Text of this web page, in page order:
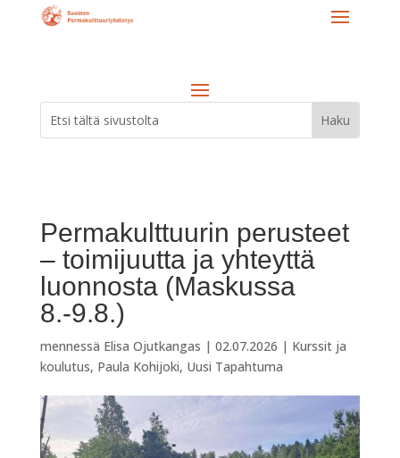
Permakulttuurin perusteet
– toimijuutta ja yhteyttä
luonnosta (Maskussa
8.-9.8.)
mennessä Elisa Ojutkangas | 02.07.2026 | Kurssit ja
koulutus, Paula Kohijoki, Uusi Tapahtuma